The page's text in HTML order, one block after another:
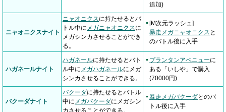
追加)
ニャオニクスナイト
ニャオニクス に持たせるとバ
トル中に メガニャオニクス に
メガシンカさせることができ
る。
[M次元ラッシュ]
暴走メガニャオニクス と
のバトル後に入手
ハガネールナイト
ハガネールに持たせるとバト
ル中に メガハガネールにメガ
シンカさせることができる。
プランタンアベニューに
ある「いしや」で購入
(70000円)
バクーダナイト
バクーダに持たせるとバトル
中に メガバクーダにメガシン
カさせることができる。
暴走メガバクーダとのバ
トル後に入手